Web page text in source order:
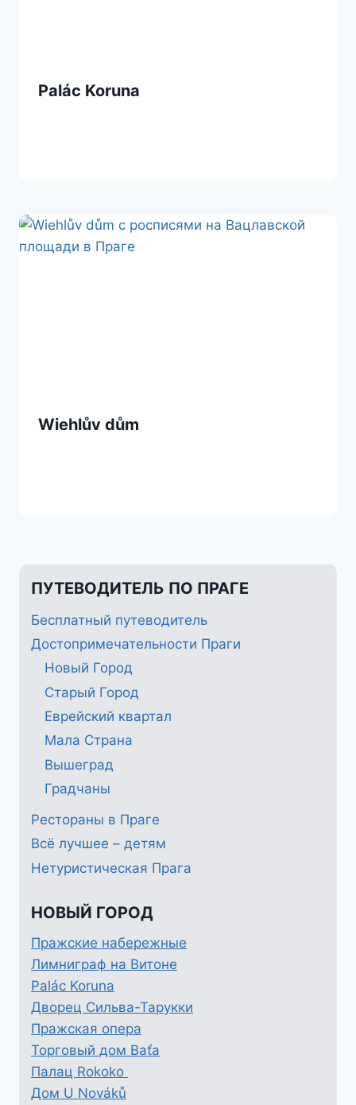
Palác Koruna
Wiehlův dům
ПУТЕВОДИТЕЛЬ ПО ПРАГЕ
Бесплатный путеводитель
Достопримечательности Праги
Новый Город
Старый Город
Еврейский квартал
Мала Страна
Вышеград
Градчаны
Рестораны в Праге
Всё лучшее – детям
Нетуристическая Прага
НОВЫЙ ГОРОД
Пражские набережные
Лимниграф на Витоне
Palác Koruna
Дворец Сильва-Тарукки
Пражская опера
Торговый дом Baťa
Палац Rokoko
Дом U Nováků